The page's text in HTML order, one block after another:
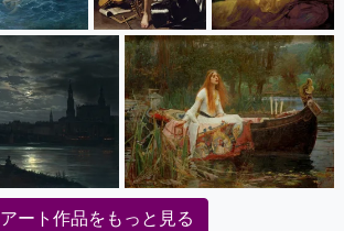
アート作品をもっと見る